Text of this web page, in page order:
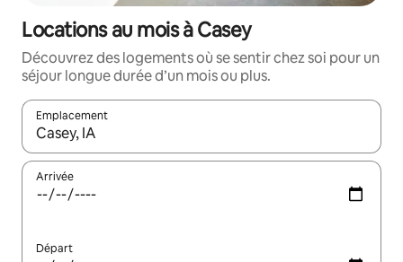
Locations au mois à Casey
Découvrez des logements où se sentir chez soi pour un
séjour longue durée d’un mois ou plus.
Emplacement
Quand les résultats sont affichés, parcourez-les en utilisant
Arrivée
Départ